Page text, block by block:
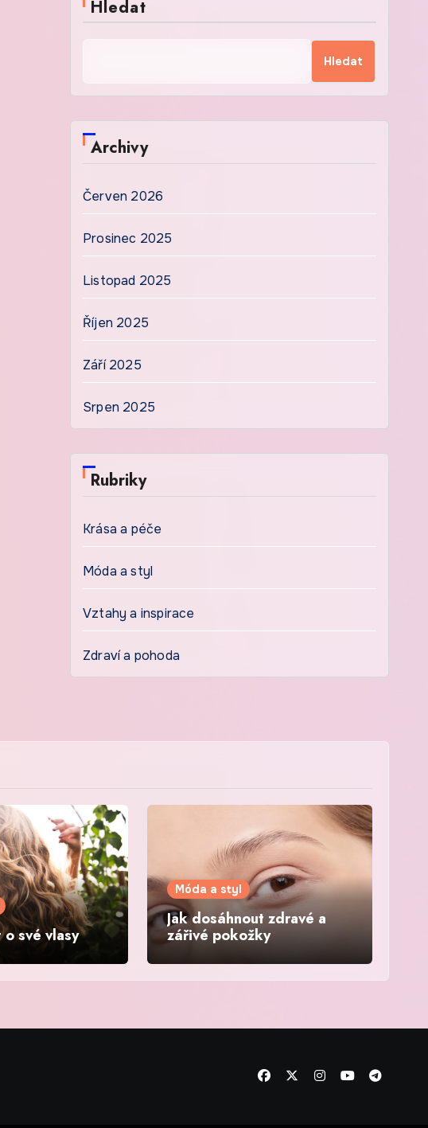
Hledat
Hledat
Archivy
Červen 2026
Prosinec 2025
Listopad 2025
Říjen 2025
Září 2025
Srpen 2025
Rubriky
Krása a péče
Móda a styl
Vztahy a inspirace
Zdraví a pohoda
o své vlasy
Móda a styl
Jak dosáhnout zdravé a
zářivé pokožky